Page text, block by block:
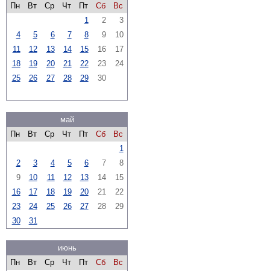
Пн
Вт Ср Чт Пт Сб
Вс
1
2
3
4
5 6 7 8 9
10
11
12 13 14 15 16
17
18
19 20 21 22 23
24
25
26 27 28 29 30
май
Пн
Вт Ср Чт Пт Сб
Вс
1
2
3 4 5 6 7
8
9
10 11 12 13 14
15
16
17 18 19 20 21
22
23
24 25 26 27 28
29
30
31
июнь
Пн
Вт Ср Чт Пт Сб
Вс